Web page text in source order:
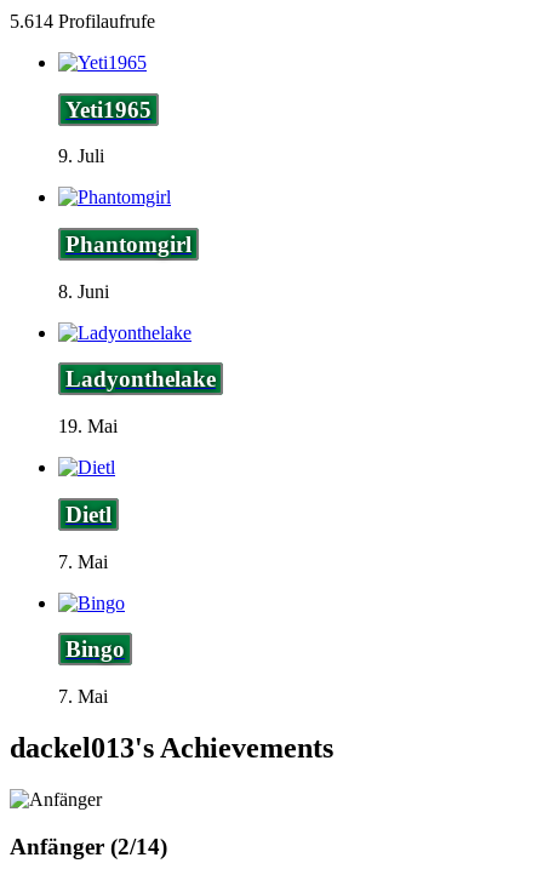
5.614 Profilaufrufe
Yeti1965
9. Juli
Phantomgirl
8. Juni
Ladyonthelake
19. Mai
Dietl
7. Mai
Bingo
7. Mai
dackel013's Achievements
Anfänger (2/14)